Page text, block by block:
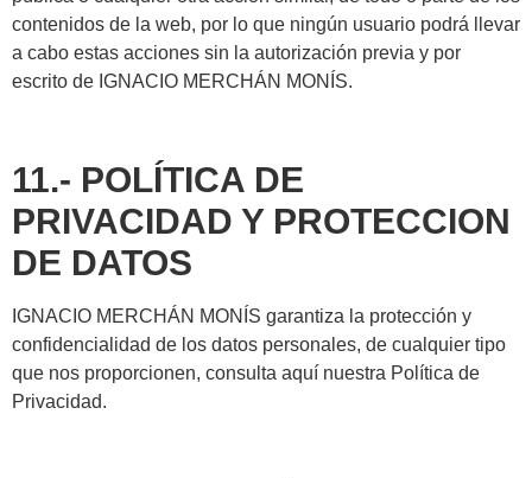
contenidos de la web, por lo que ningún usuario podrá llevar
a cabo estas acciones sin la autorización previa y por
escrito de IGNACIO MERCHÁN MONÍS.
11.- POLÍTICA DE
PRIVACIDAD Y PROTECCION
DE DATOS
IGNACIO MERCHÁN MONÍS garantiza la protección y
confidencialidad de los datos personales, de cualquier tipo
que nos proporcionen, consulta aquí nuestra Política de
Privacidad.